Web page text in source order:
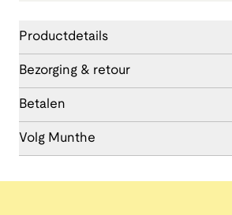
Productdetails
Bezorging & retour
Betalen
Volg Munthe